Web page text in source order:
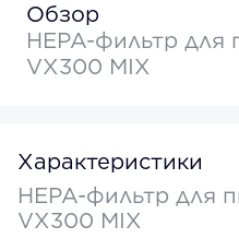
Обзор
HEPA-фильтр для
VX300 MIX
Характеристики
HEPA-фильтр для
VX300 MIX